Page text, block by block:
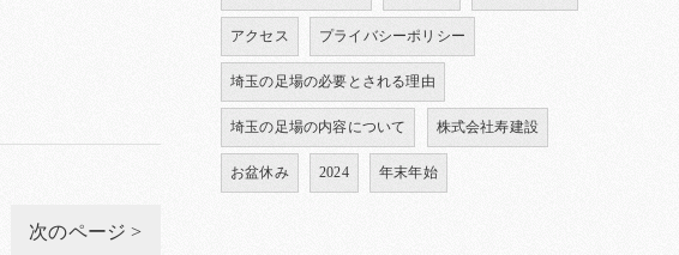
次のページ >
アクセス プライバシーポリシー
埼玉の足場の必要とされる理由
埼玉の足場の内容について 株式会社寿建設
お盆休み 2024 年末年始